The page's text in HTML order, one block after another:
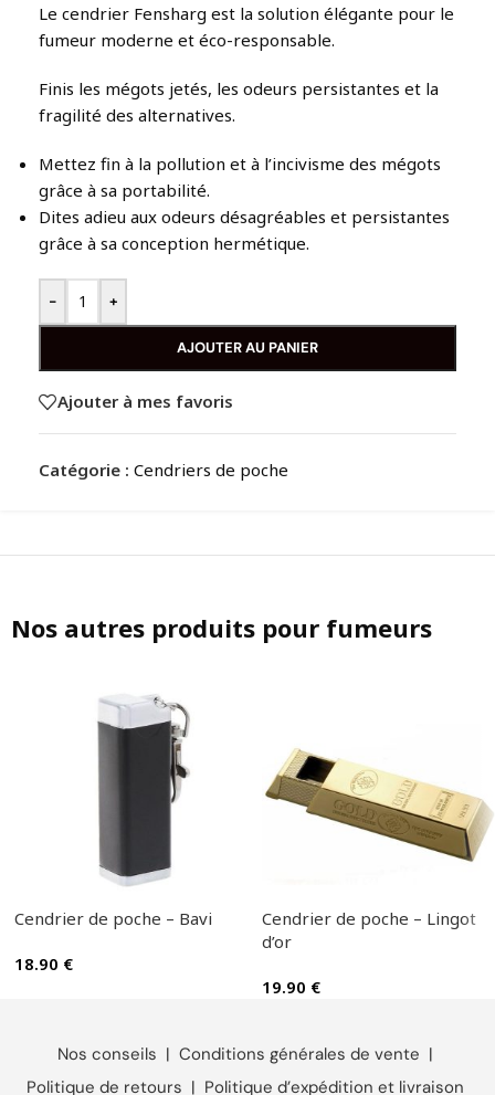
Le cendrier Fensharg est la solution élégante pour le
fumeur moderne et éco-responsable.
Finis les mégots jetés, les odeurs persistantes et la
fragilité des alternatives.
Mettez fin à la pollution et à l’incivisme des mégots
grâce à sa portabilité.
Dites adieu aux odeurs désagréables et persistantes
grâce à sa conception hermétique.
- +
AJOUTER AU PANIER
Ajouter à mes favoris
Catégorie : Cendriers de poche
Nos autres produits pour fumeurs
Cendrier de poche – Bavi
18.90 €
Cendrier de poche – Lingot
d’or
19.90 €
Nos conseils | Conditions générales de vente |
Politique de retours | Politique d’expédition et livraison